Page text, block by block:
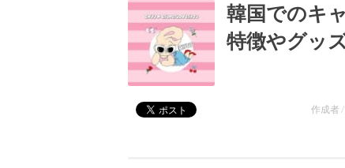
韓国でのキ
特徴やグッ
作成者 /